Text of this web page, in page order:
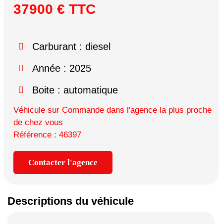
37900 € TTC
Carburant : diesel
Année : 2025
Boite : automatique
Véhicule sur Commande dans l'agence la plus proche
de chez vous
Référence : 46397
Contacter l'agence
Descriptions du véhicule